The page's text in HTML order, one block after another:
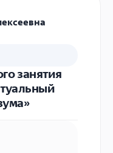
занятия